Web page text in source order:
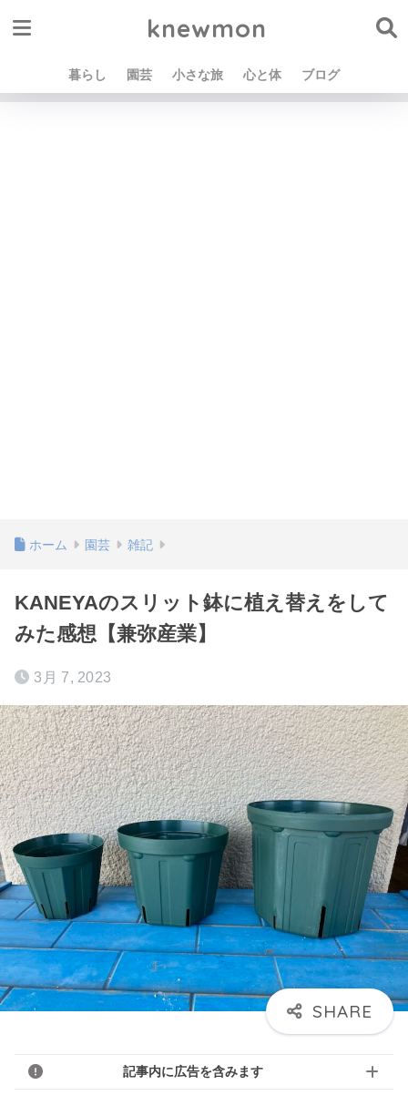
knewmon
暮らし 園芸 小さな旅 心と体 ブログ
ホーム 園芸 雑記
KANEYAのスリット鉢に植え替えをして
みた感想【兼弥産業】
3月 7, 2023
記事内に広告を含みます